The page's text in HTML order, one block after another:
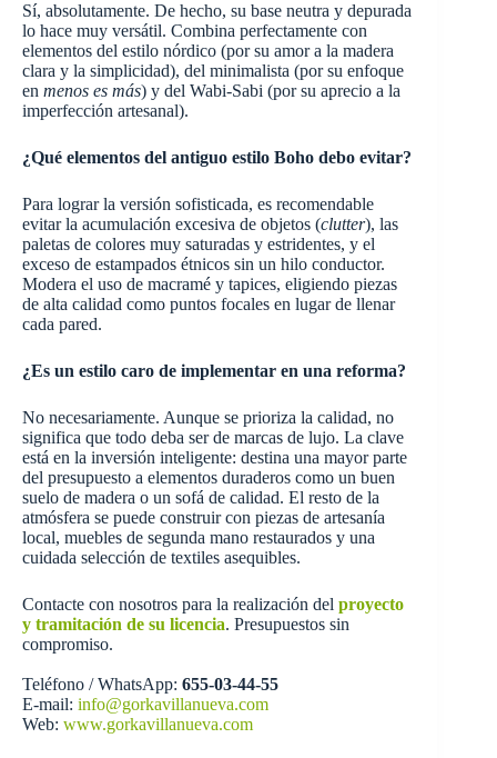
Sí, absolutamente. De hecho, su base neutra y depurada
lo hace muy versátil. Combina perfectamente con
elementos del estilo nórdico (por su amor a la madera
clara y la simplicidad), del minimalista (por su enfoque
en menos es más) y del Wabi-Sabi (por su aprecio a la
imperfección artesanal).
¿Qué elementos del antiguo estilo Boho debo evitar?
Para lograr la versión sofisticada, es recomendable
evitar la acumulación excesiva de objetos (clutter), las
paletas de colores muy saturadas y estridentes, y el
exceso de estampados étnicos sin un hilo conductor.
Modera el uso de macramé y tapices, eligiendo piezas
de alta calidad como puntos focales en lugar de llenar
cada pared.
¿Es un estilo caro de implementar en una reforma?
No necesariamente. Aunque se prioriza la calidad, no
significa que todo deba ser de marcas de lujo. La clave
está en la inversión inteligente: destina una mayor parte
del presupuesto a elementos duraderos como un buen
suelo de madera o un sofá de calidad. El resto de la
atmósfera se puede construir con piezas de artesanía
local, muebles de segunda mano restaurados y una
cuidada selección de textiles asequibles.
Contacte con nosotros para la realización del proyecto
y tramitación de su licencia. Presupuestos sin
compromiso.
Teléfono / WhatsApp: 655-03-44-55
E-mail: info@gorkavillanueva.com
Web: www.gorkavillanueva.com